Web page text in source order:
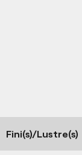
Fini(s)/Lustre(s)